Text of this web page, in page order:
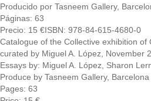
Producido por Tasneem Gallery,
Páginas: 63
Precio: 15 €ISBN: 978-84-615-4680-0
Catalogue of the Collective exhibition of
curated by Miguel A. López, November
Essays by: Miguel A. López, Sharon
Produce by Tasneem Gallery, Barcelona
Pages: 63